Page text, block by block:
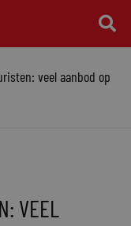
veel aanbod op
VEEL